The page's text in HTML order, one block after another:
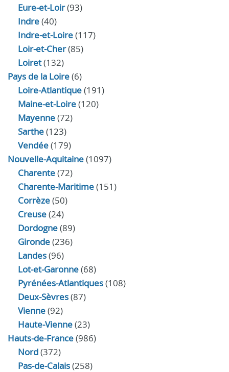
Eure‑et‑Loir(93)
Indre(40)
Indre‑et‑Loire(117)
Loir‑et‑Cher(85)
Loiret(132)
Pays de la Loire(6)
Loire-Atlantique(191)
Maine-et-Loire(120)
Mayenne(72)
Sarthe(123)
Vendée(179)
Nouvelle-Aquitaine(1097)
Charente(72)
Charente-Maritime(151)
Corrèze(50)
Creuse(24)
Dordogne(89)
Gironde(236)
Landes(96)
Lot-et-Garonne(68)
Pyrénées-Atlantiques(108)
Deux-Sèvres(87)
Vienne(92)
Haute-Vienne(23)
Hauts-de-France(986)
Nord(372)
Pas-de-Calais(258)